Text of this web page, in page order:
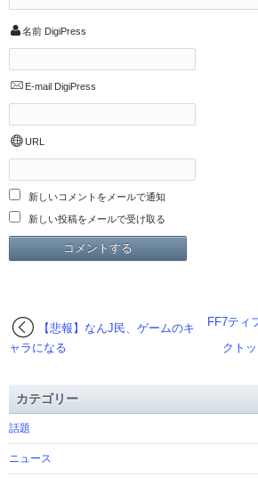
名前 DigiPress
E-mail DigiPress
URL
新しいコメントをメールで通知
新しい投稿をメールで受け取る
FF7ティ
クト
【悲報】なんJ民、ゲームのキ
ャラになる
カテゴリー
話題
ニュース